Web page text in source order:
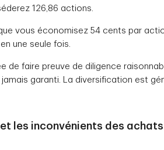
126,86 actions.
vous économisez 54 cents par
une seule fois.
de faire preuve de diligence
jamais garanti. La diversification est
les inconvénients des